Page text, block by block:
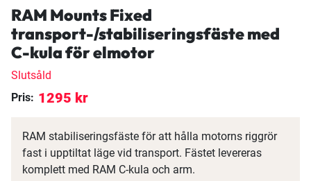
RAM Mounts Fixed
transport-/stabiliseringsfäste med
C-kula för elmotor
Slutsåld
Pris: 1295 kr
RAM stabiliseringsfäste för att hålla motorns riggrör
fast i upptiltat läge vid transport. Fästet levereras
komplett med RAM C-kula och arm.